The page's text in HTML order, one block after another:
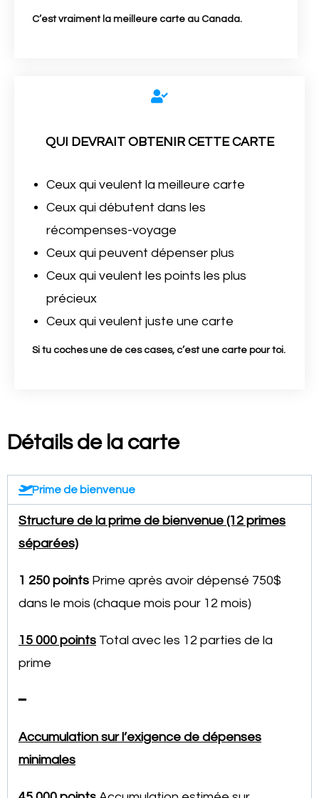
C’est vraiment la meilleure carte au Canada.
QUI DEVRAIT OBTENIR CETTE CARTE
Ceux qui veulent la meilleure carte
Ceux qui débutent dans les
récompenses-voyage
Ceux qui peuvent dépenser plus
Ceux qui veulent les points les plus
précieux
Ceux qui veulent juste une carte
Si tu coches une de ces cases, c’est une carte pour toi.
Détails de la carte
Prime de bienvenue
Structure de la prime de bienvenue (12 primes
séparées)
1 250 points Prime après avoir dépensé 750$
dans le mois (chaque mois pour 12 mois)
15 000 points Total avec les 12 parties de la
prime
━
Accumulation sur l’exigence de dépenses
minimales